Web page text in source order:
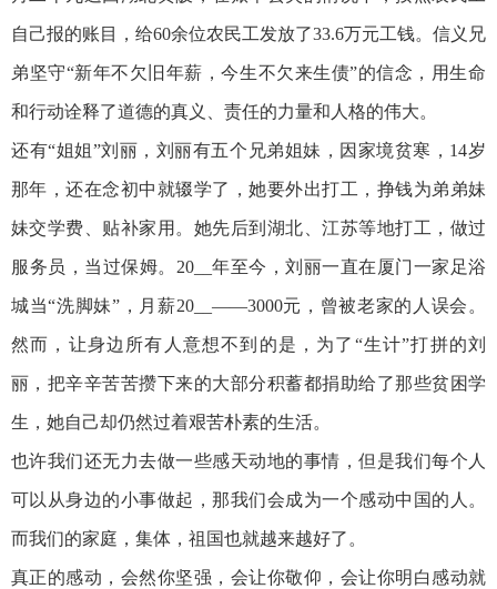
自己报的账目，给60余位农民工发放了33.6万元工钱。信义兄
弟坚守“新年不欠旧年薪，今生不欠来生债”的信念，用生命
和行动诠释了道德的真义、责任的力量和人格的伟大。
还有“姐姐”刘丽，刘丽有五个兄弟姐妹，因家境贫寒，14岁
那年，还在念初中就辍学了，她要外出打工，挣钱为弟弟妹
妹交学费、贴补家用。她先后到湖北、江苏等地打工，做过
服务员，当过保姆。20__年至今，刘丽一直在厦门一家足浴
城当“洗脚妹”，月薪20__——3000元，曾被老家的人误会。
然而，让身边所有人意想不到的是，为了“生计”打拼的刘
丽，把辛辛苦苦攒下来的大部分积蓄都捐助给了那些贫困学
生，她自己却仍然过着艰苦朴素的生活。
也许我们还无力去做一些感天动地的事情，但是我们每个人
可以从身边的小事做起，那我们会成为一个感动中国的人。
而我们的家庭，集体，祖国也就越来越好了。
真正的感动，会然你坚强，会让你敬仰，会让你明白感动就